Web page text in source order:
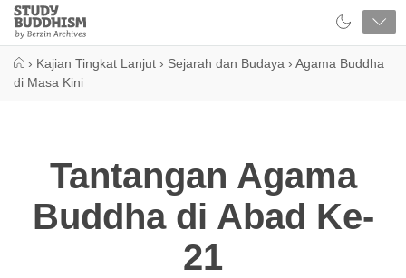
Close
Study
Buddhism
› Kajian Tingkat Lanjut › Sejarah dan Budaya › Agama Buddha
di Masa Kini
Tantangan Agama
Buddha di Abad Ke-
21